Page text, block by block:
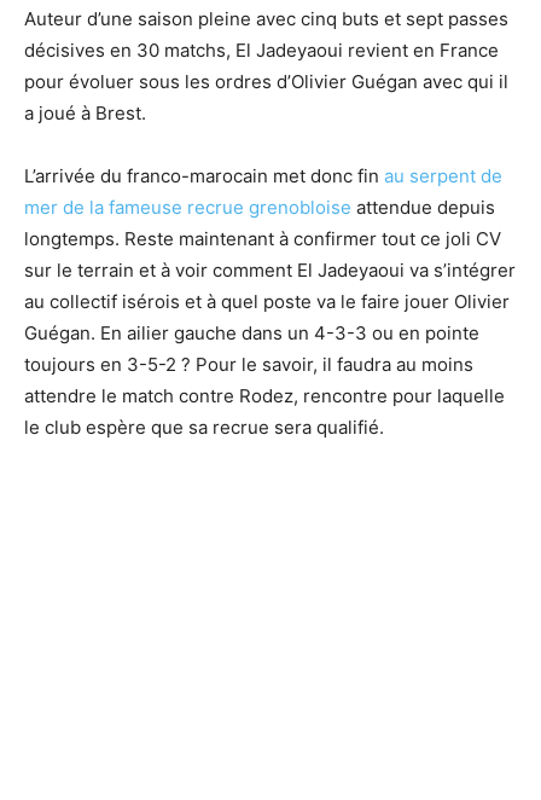
Auteur d’une saison pleine avec cinq buts et sept passes
décisives en 30 matchs, El Jadeyaoui revient en France
pour évoluer sous les ordres d’Olivier Guégan avec qui il
a joué à Brest.
L’arrivée du franco-marocain met donc fin au serpent de
mer de la fameuse recrue grenobloise attendue depuis
longtemps. Reste maintenant à confirmer tout ce joli CV
sur le terrain et à voir comment El Jadeyaoui va s’intégrer
au collectif isérois et à quel poste va le faire jouer Olivier
Guégan. En ailier gauche dans un 4-3-3 ou en pointe
toujours en 3-5-2 ? Pour le savoir, il faudra au moins
attendre le match contre Rodez, rencontre pour laquelle
le club espère que sa recrue sera qualifié.